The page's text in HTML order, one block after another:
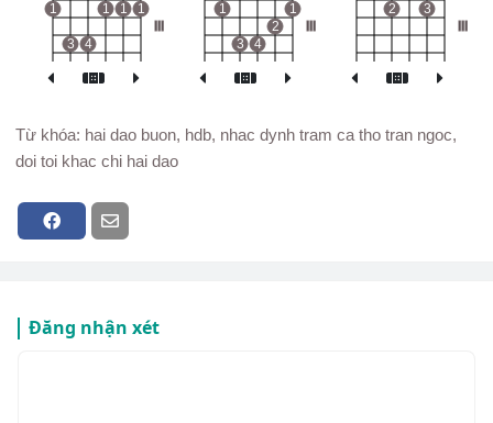
1
3 4
1 1 1 1
3 4
2
1 2
3
Từ khóa: hai dao buon, hdb, nhac dynh tram ca tho tran ngoc,
doi toi khac chi hai dao
Đăng nhận xét